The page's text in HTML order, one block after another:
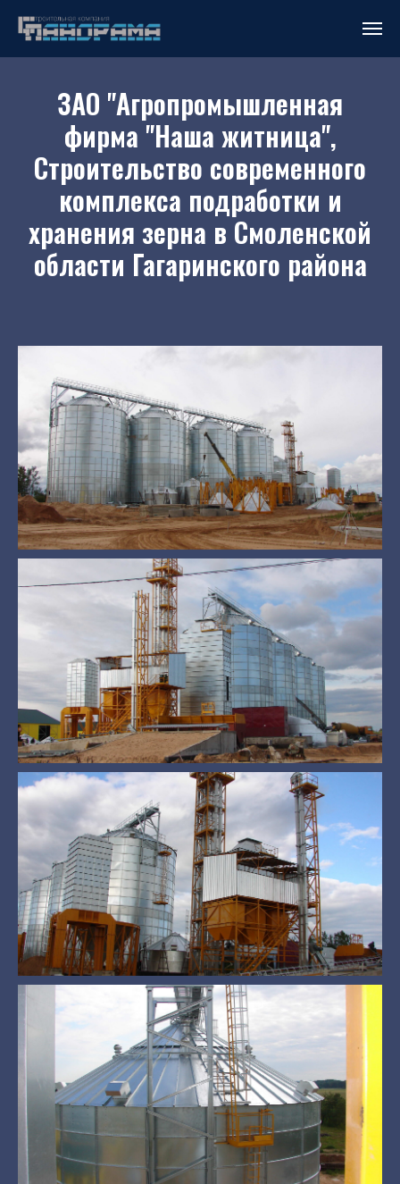
ЗАО "Агропромышленная
фирма "Наша житница",
Строительство современного
комплекса подработки и
хранения зерна в Смоленской
области Гагаринского района